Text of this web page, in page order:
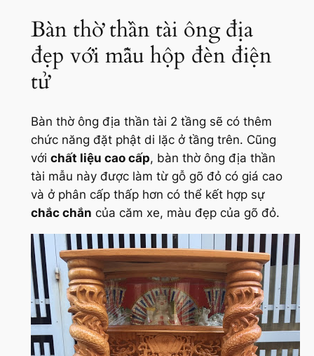
Bàn thờ thần tài ông địa
đẹp với mẫu hộp đèn điện
tử
Bàn thờ ông địa thần tài 2 tầng sẽ có thêm
chức năng đặt phật di lặc ở tầng trên. Cũng
với chất liệu cao cấp, bàn thờ ông địa thần
tài mẫu này được làm từ gỗ gõ đỏ có giá cao
và ở phân cấp thấp hơn có thể kết hợp sự
chắc chắn của căm xe, màu đẹp của gõ đỏ.